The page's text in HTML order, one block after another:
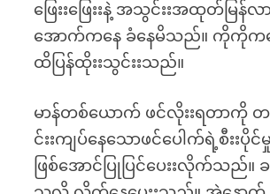
ဖြေးးဖြေးးနဲ့ အသွင်းးအထုတ်
အောက်ကနေ ခံနေမိသည်။ ကိုကိုကတ
ထိပြန်ထိုးးသွင်းးသည်။
မာန်တစ်ယောက် ဖင်လိုးးရတာကို
င်းးကျပ်နေသောဖင်ပေါက်ရဲ့စီးး
ဖြစ်အောင်ပြုပြင်ပေးးလိုက်သ